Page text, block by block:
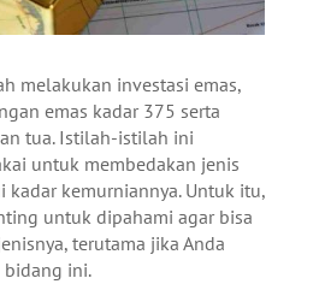
melakukan investasi emas,
emas kadar 375 serta
tua. Istilah-istilah ini
untuk membedakan jenis
kemurniannya. Untuk itu,
untuk dipahami agar bisa
terutama jika Anda
ini.